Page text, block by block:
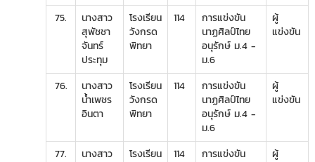
75.
นางสาว
สุพัชชา
จันทร์
ประทุม
โรงเรียน
วังกรด
พิทยา
114
การแข่งขัน
นาฏศิลป์ไทย
อนุรักษ์ ม.4 -
ม.6
ผู้
แข่งขัน
76.
นางสาว
น้ำเพชร
อินตา
โรงเรียน
วังกรด
พิทยา
114
การแข่งขัน
นาฏศิลป์ไทย
อนุรักษ์ ม.4 -
ม.6
ผู้
แข่งขัน
77.
นางสาว
โรงเรียน
114
การแข่งขัน
ผู้